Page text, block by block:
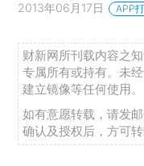
2013年06月17日 APP
财新网所刊载内容之
专属所有或持有。未
建立镜像等任何使用。
如有意愿转载，请发
确认及授权后，方可转